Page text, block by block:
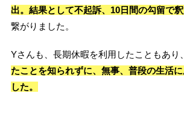
出。結果として不起訴、10日間の勾留で
繋がりました。
Yさんも、長期休暇を利用したこともあり、
たことを知られずに、無事、普段の生活
した。